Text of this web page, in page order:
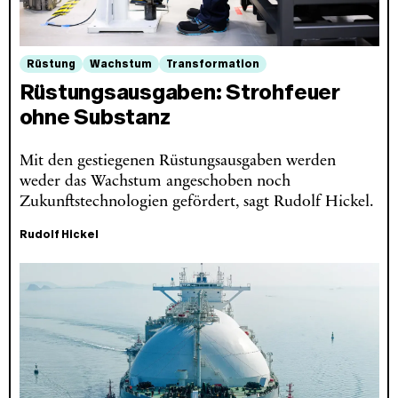
Rüstung Wachstum Transformation
Rüstungsausgaben: Strohfeuer
ohne Substanz
Mit den gestiegenen Rüstungsausgaben werden
weder das Wachstum angeschoben noch
Zukunftstechnologien gefördert, sagt Rudolf Hickel.
Rudolf Hickel